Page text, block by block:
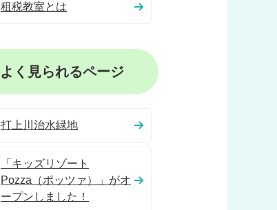
租税教室とは
よく見られるページ
打上川治水緑地
「キッズリゾート
Pozza（ポッツァ）」がオ
ープンしました！